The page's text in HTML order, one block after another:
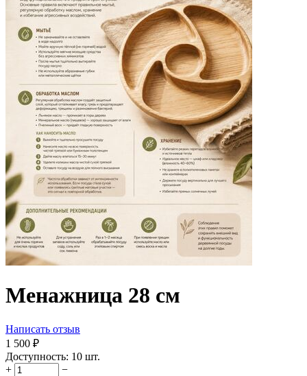
Менажница 28 см
Написать отзыв
1 500 ₽
Доступность: 10 шт.
+
−